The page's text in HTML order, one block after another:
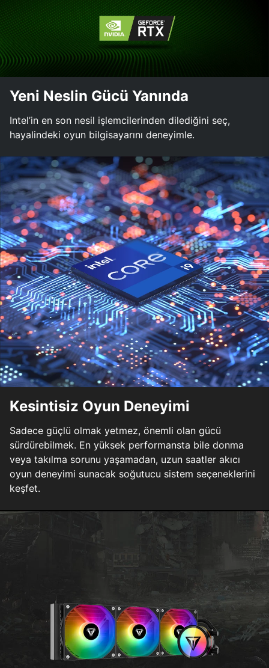
Yeni Neslin Gücü Yanında
Intel’in en son nesil işlemcilerinden dilediğini seç,
hayalindeki oyun bilgisayarını deneyimle.
Kesintisiz Oyun Deneyimi
Sadece güçlü olmak yetmez, önemli olan gücü
sürdürebilmek. En yüksek performansta bile donma
veya takılma sorunu yaşamadan, uzun saatler akıcı
oyun deneyimi sunacak soğutucu sistem seçeneklerini
keşfet.